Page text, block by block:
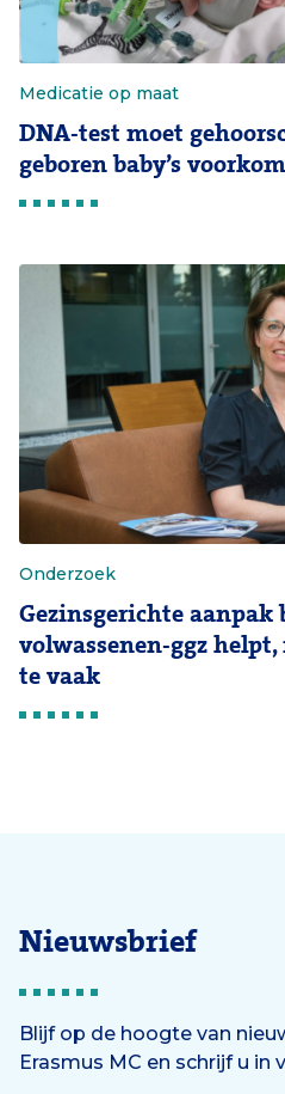
Medicatie op maat
DNA-test moet
geboren baby’s
Onderzoek
Gezinsgerichte aanpak
volwassenen-ggz
te vaak
Nieuwsbrief
Blijf op de hoogte van
Erasmus MC en schrijf u in